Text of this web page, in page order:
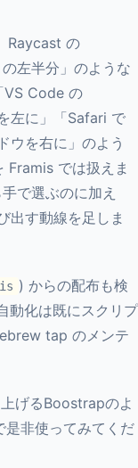
Raycast の
左半分」のような
VS Code の
左に」「Safari で
ウを右に」のよう
Framis では扱えま
で選ぶのに加え
出す動線を足しま
) からの配布も検
動化は既にスクリプ
tap のメンテ
げるBoostrapのよ
是非使ってみてくだ